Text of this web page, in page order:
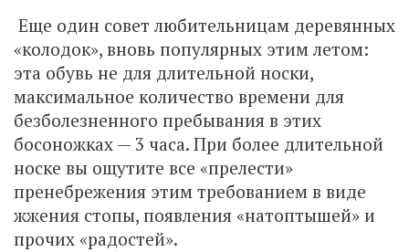
Еще один совет любительницам деревянных
«колодок», вновь популярных этим летом:
эта обувь не для длительной носки,
максимальное количество времени для
безболезненного пребывания в этих
босоножках — 3 часа. При более длительной
носке вы ощутите все «прелести»
пренебрежения этим требованием в виде
жжения стопы, появления «натоптышей» и
прочих «радостей».